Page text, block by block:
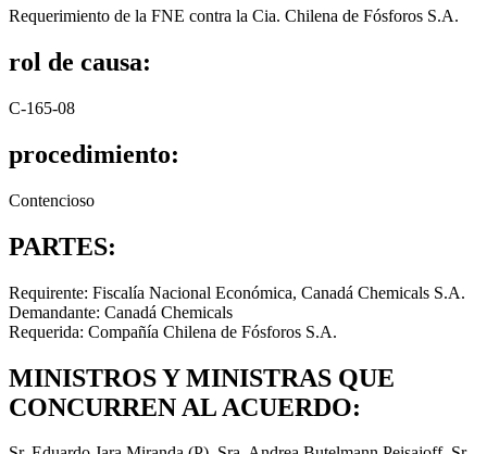
Requerimiento de la FNE contra la Cia. Chilena de Fósforos S.A.
rol de causa:
C-165-08
procedimiento:
Contencioso
PARTES:
Requirente: Fiscalía Nacional Económica, Canadá Chemicals S.A.
Demandante: Canadá Chemicals
Requerida: Compañía Chilena de Fósforos S.A.
MINISTROS Y MINISTRAS QUE
CONCURREN AL ACUERDO: